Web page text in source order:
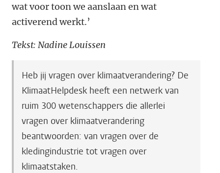
wat voor toon we aanslaan en wat
activerend werkt.’
Tekst: Nadine Louissen
Heb jij vragen over klimaatverandering? De
KlimaatHelpdesk heeft een netwerk van
ruim 300 wetenschappers die allerlei
vragen over klimaatverandering
beantwoorden: van vragen over de
kledingindustrie tot vragen over
klimaatstaken.